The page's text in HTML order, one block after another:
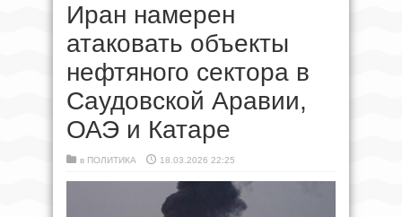
Иран намерен
атаковать объекты
нефтяного сектора в
Саудовской Аравии,
ОАЭ и Катаре
в ПОЛИТИКА 18.03.2026 22:25